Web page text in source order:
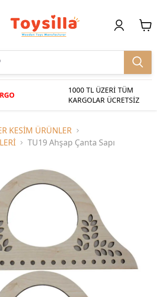
1000 TL ÜZERİ TÜM
KARGOLAR ÜCRETSİZ
KESİM ÜRÜNLER
TU19 Ahşap Çanta Sapı